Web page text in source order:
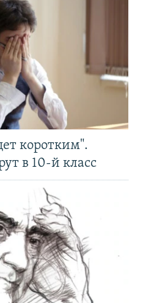
коротким".
в 10-й класс